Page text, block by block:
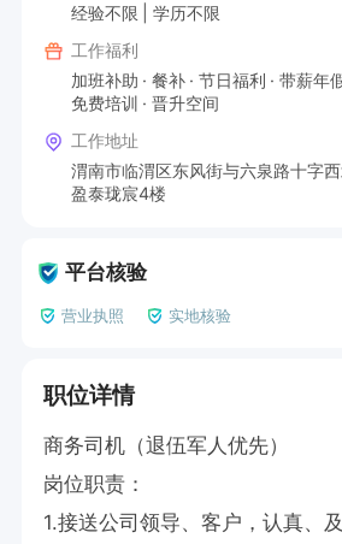
经验不限
学历不限
工作福利
加班补助
餐补 节日福利 带薪年
免费培训
晋升空间
工作地址
渭南市临渭区东风街与六泉路十字
盈泰珑宸4楼
平台核验
营业执照 实地核验
职位详情
商务司机（退伍军人优先）
岗位职责：
1.接送公司领导、客户，认真、